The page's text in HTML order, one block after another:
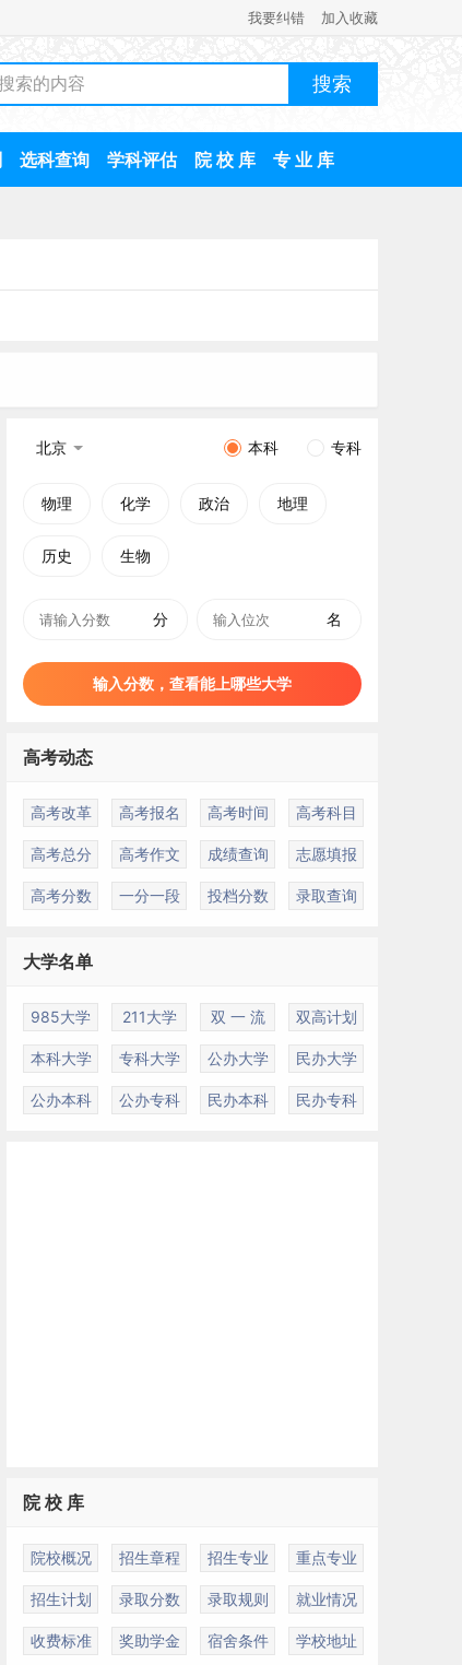
我要纠错 加入收藏
选科查询 学科评估 院 校 库 专 业 库
北京 本科 专科
物理 化学 政治 地理
历史 生物
分 名
输入分数，查看能上哪些大学
高考动态
高考改革 高考报名 高考时间 高考科目
高考总分 高考作文 成绩查询 志愿填报
高考分数 一分一段 投档分数 录取查询
大学名单
985大学 211大学 双 一 流 双高计划
本科大学 专科大学 公办大学 民办大学
公办本科 公办专科 民办本科 民办专科
院 校 库
院校概况 招生章程 招生专业 重点专业
招生计划 录取分数 录取规则 就业情况
收费标准 奖助学金 宿舍条件 学校地址